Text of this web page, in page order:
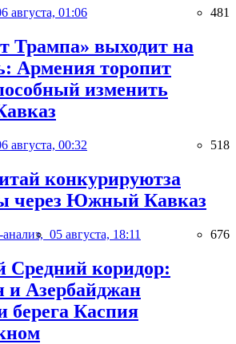
августа, 01:06 481
Трампа» выходит на
Армения торопит
изменить
августа, 00:32 518
конкурируютза
через Южный Кавказ
05 августа, 18:11 676
Средний коридор:
и Азербайджан
берега Каспия